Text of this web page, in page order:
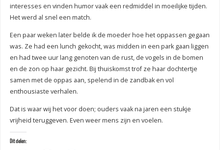
interesses en vinden humor vaak een redmiddel in moeilijke tijden.
Het werd al snel een match.
Een paar weken later belde ik de moeder hoe het oppassen gegaan
was. Ze had een lunch gekocht, was midden in een park gaan liggen
en had twee uur lang genoten van de rust, de vogels in de bomen
en de zon op haar gezicht. Bij thuiskomst trof ze haar dochtertje
samen met de oppas aan, spelend in de zandbak en vol
enthousiaste verhalen.
Dat is waar wij het voor doen; ouders vaak na jaren een stukje
vrijheid teruggeven. Even weer mens zijn en voelen.
Dit delen: